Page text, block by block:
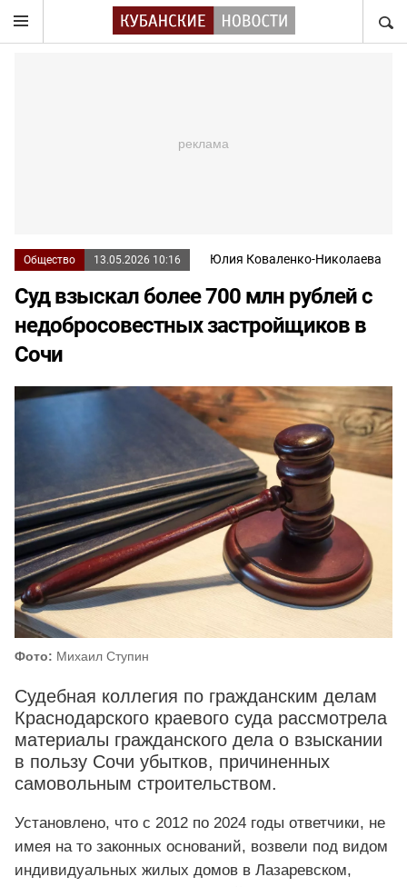
Общество 13.05.2026 10:16 Юлия Коваленко-Николаева
Суд взыскал более 700 млн рублей с
недобросовестных застройщиков в
Сочи
Фото: Михаил Ступин
Судебная коллегия по гражданским делам
Краснодарского краевого суда рассмотрела
материалы гражданского дела о взыскании
в пользу Сочи убытков, причиненных
самовольным строительством.
Установлено, что с 2012 по 2024 годы ответчики, не
имея на то законных оснований, возвели под видом
индивидуальных жилых домов в Лазаревском,